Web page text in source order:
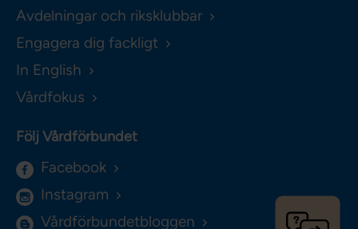
Avdelningar och riksklubbar
Engagera dig fackligt
In English
Vårdfokus
Följ Vårdförbundet
Facebook
Instagram
Vårdförbundetbloggen